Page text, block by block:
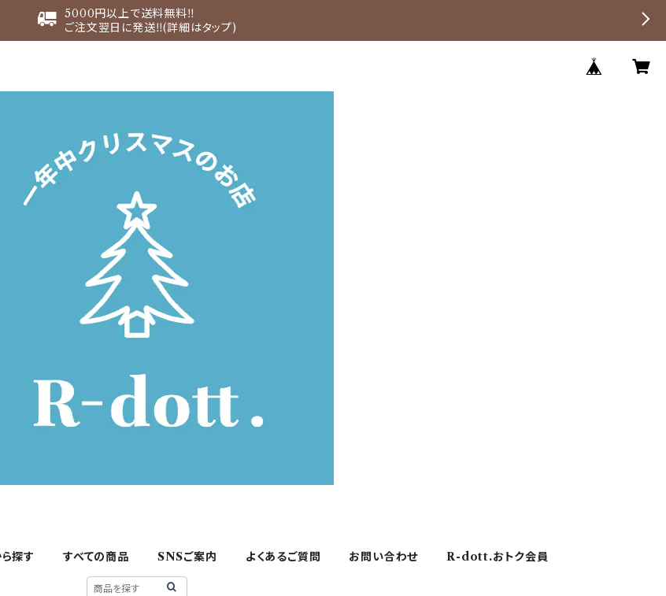
5000円以上で送料無料‼︎
ご注文翌日に発送‼︎(詳細はタップ)
探す すべての商品 SNSご案内 よくあるご質問 お問い合わせ R-dott.おトク会員